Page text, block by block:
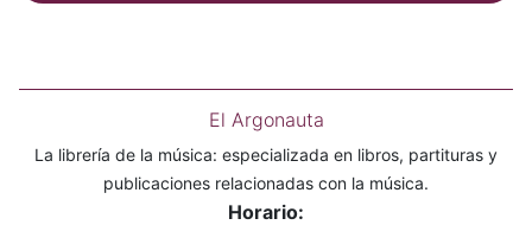
El Argonauta
La librería de la música: especializada en libros, partituras y
publicaciones relacionadas con la música.
Horario: